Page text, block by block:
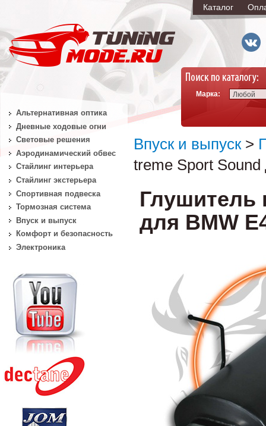
Каталог
Марка: Любой
Впуск и выпуск>
treme Sport
Глушитель
для BMW
Альтернативная оптика
Дневные ходовые огни
Световые решения
Аэродинамический обвес
Стайлинг интерьера
Стайлинг экстерьера
Спортивная подвеска
Тормозная система
Впуск и выпуск
Комфорт и безопасность
Электроника